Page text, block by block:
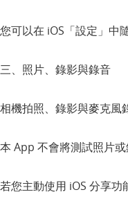
您可以在 iOS「設定」中
三、照片、錄影與錄音
相機拍照、錄影與麥克風
本 App 不會將測試照片
若您主動使用 iOS 分享功